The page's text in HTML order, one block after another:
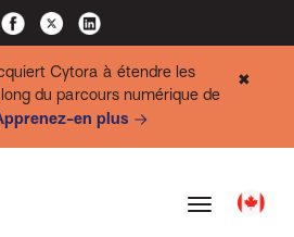
Cytora à étendre les
du parcours numérique de
en plus
✖